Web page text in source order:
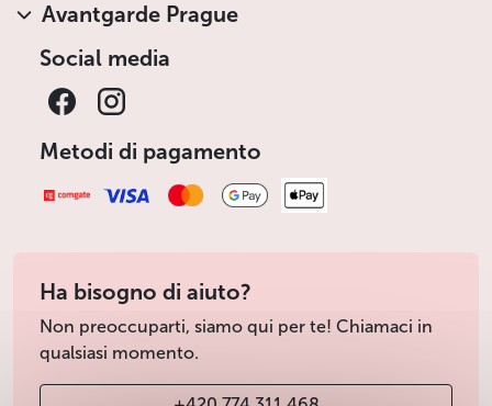
Avantgarde Prague
Social media
Metodi di pagamento
Ha bisogno di aiuto?
Non preoccuparti, siamo qui per te! Chiamaci in
qualsiasi momento.